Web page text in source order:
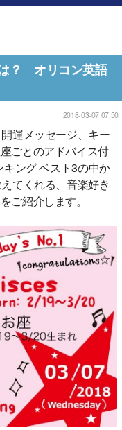
？ オリコン英語
2018-03-07 07:50
運メッセージ、キー
ごとのアドバイス付
ング ベスト3の中か
てくれる、音楽好き
ご紹介します。